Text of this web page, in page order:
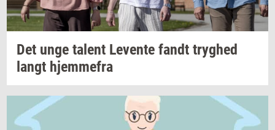
Det unge ta­lent Le­ven­te fandt tryg­hed
langt hjem­me­fra